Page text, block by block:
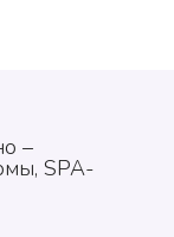
–
SPA-